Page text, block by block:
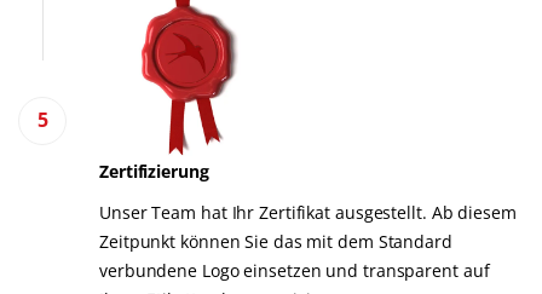
Qualität und Lebensmittelsicherheit
Soziale Unternehmensverantwortung (CSR)
Biodiversität und Klimawandel
Umweltbezogene Angaben
5
Zertifizierung
Unser Team hat Ihr Zertifikat ausgestellt. Ab diesem
Zeitpunkt können Sie das mit dem Standard
verbundene Logo einsetzen und transparent auf